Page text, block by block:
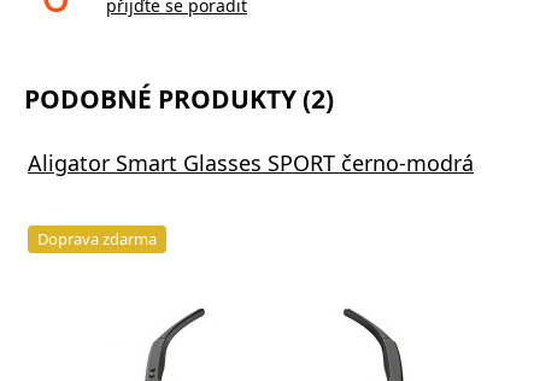
přijďte se poradit
PODOBNÉ PRODUKTY (2)
Aligator Smart Glasses SPORT černo-modrá
Doprava zdarma